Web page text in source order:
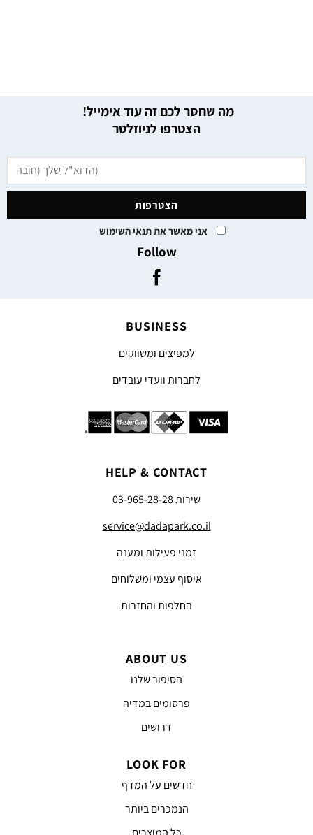
מה שחסר לכם זה עוד אימייל!
הצטרפו לניוזלטר
אני מאשר את תנאי השימוש
Follow
BUSINESS
למפיצים ומשווקים
לחברות וועדי עובדים
HELP & CONTACT
שירות03-965-28-28
service@dadapark.co.il
זמני פעילות ומענה
איסוף עצמי ומשלוחים
החלפות והחזרות
ABOUT US
הסיפור שלנו
פרסומים במדיה
דרושים
LOOK FOR
חדשים על המדף
הנמכרים ביותר